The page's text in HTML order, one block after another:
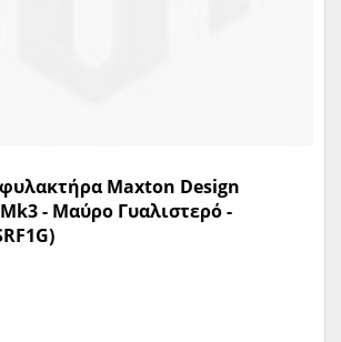
Maxton Design
- Μαύρο Γυαλιστερό -